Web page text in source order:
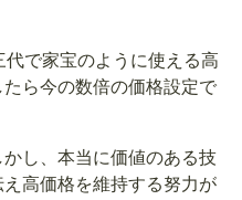
で家宝のように使える高
ら今の数倍の価格設定で
し、本当に価値のある技
高価格を維持する努力が